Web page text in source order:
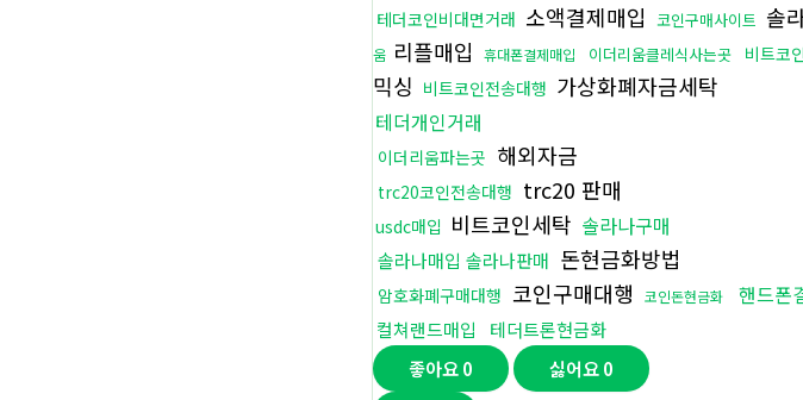
테더코인비대면거래 소액결제매입 코인구매사이트 솔
움 리플매입 휴대폰결제매입 이더리움클레식사는곳 비트코
믹싱 비트코인전송대행 가상화폐자금세탁
테더개인거래
이더리움파는곳 해외자금
trc20코인전송대행 trc20 판매
usdc매입 비트코인세탁 솔라나구매
솔라나매입 솔라나판매 돈현금화방법
암호화폐구매대행 코인구매대행 코인돈현금화 핸드폰
컬쳐랜드매입
테더트론현금화
좋아요0 싫어요0